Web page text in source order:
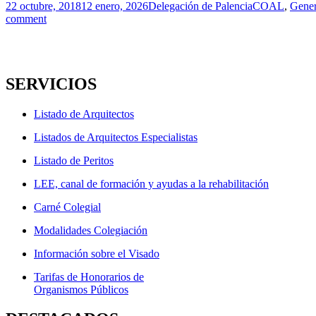
Publicado
el
22 octubre, 201812 enero, 2026Autor
Delegación de PalenciaCategorías
COAL,
comment
SERVICIOS
Listado de Arquitectos
Listados de Arquitectos Especialistas
Listado de Peritos
LEE, canal de formación y ayudas a la rehabilitación
Carné Colegial
Modalidades Colegiación
Información sobre el Visado
Tarifas de Honorarios de
Organismos Públicos